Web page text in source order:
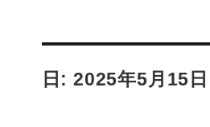
日: 2025年5月15日